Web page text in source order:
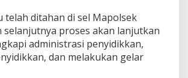
telah ditahan di sel Mapolsek
selanjutnya proses akan lanjutkan
administrasi penyidikkan,
dan melakukan gelar